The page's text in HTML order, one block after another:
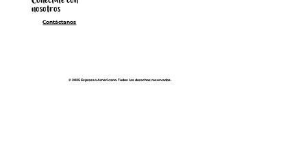
nosotros
Contáctanos
© 2025 Espresso Americano. Todos los derechos reservados.